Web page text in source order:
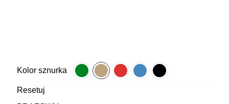
Kolor sznurka
Resetuj